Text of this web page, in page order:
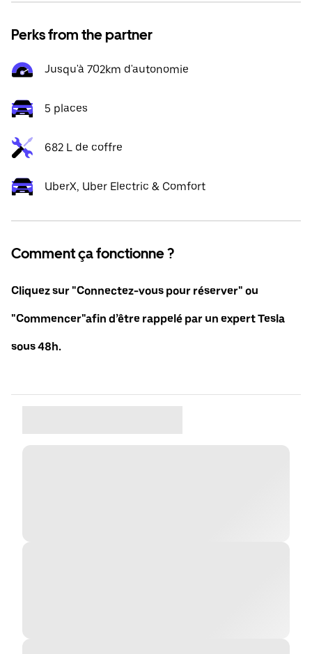
Perks from the partner
Jusqu'à 702km d'autonomie
5 places
682 L de coffre
UberX, Uber Electric & Comfort
Comment ça fonctionne ?
Cliquez sur "Connectez-vous pour réserver" ou
"Commencer"afin d’être rappelé par un expert Tesla
sous 48h.